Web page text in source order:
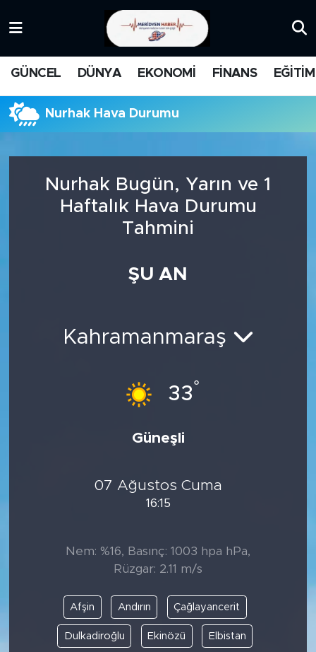
GÜNCEL DÜNYA EKONOMİ FİNANS EĞİTİM
Nurhak Hava Durumu
Nurhak Bugün, Yarın ve 1
Haftalık Hava Durumu
Tahmini
ŞU AN
Kahramanmaraş
33°
Güneşli
07 Ağustos Cuma
16:15
Nem: %16, Basınç: 1003 hpa hPa,
Rüzgar: 2.11 m/s
Afşin Andırın Çağlayancerit
Dulkadiroğlu Ekinözü Elbistan
FİNANS
BİLİM-TEKNOLOJİ
DİNİ
POLİTİKA
EKONOMİ
Süper Lig Puan Durumu ve Fikstür
Tüm Manşetler
Son Dakika Haberleri